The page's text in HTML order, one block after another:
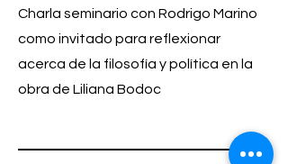
Charla seminario con Rodrigo Marino
como invitado para reflexionar
acerca de la filosofía y política en la
obra de Liliana Bodoc